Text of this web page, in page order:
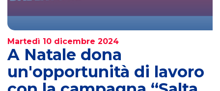
Martedì 10 dicembre 2024
A Natale dona
un'opportunità di lavoro